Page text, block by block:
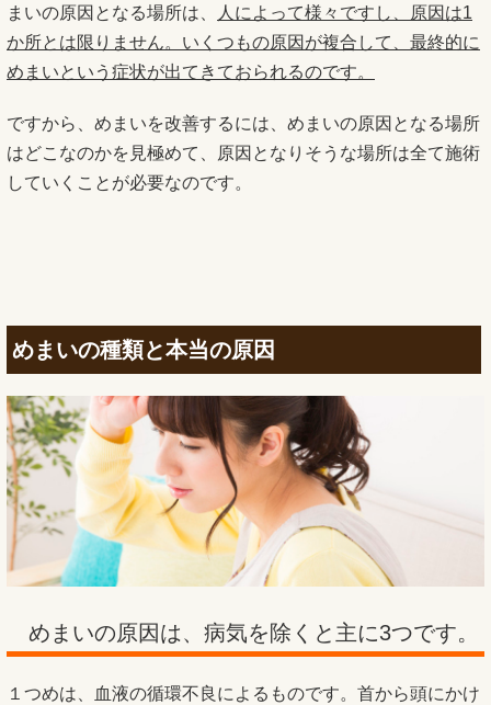
まいの原因となる場所は、
人によって様々ですし、原因は1
か所とは限りません。いくつもの原因が複合して、最終的に
めまいという症状が出てきておられるのです。
ですから、めまいを改善するには、めまいの原因となる場所
はどこなのかを見極めて、原因となりそうな場所は全て施術
していくことが必要なのです。
めまいの種類と本当の原因
めまいの原因は、病気を除くと主に3つです。
１つめは、血液の循環不良によるものです。首から頭にかけ